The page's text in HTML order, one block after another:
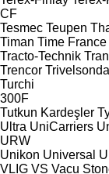
CF
Tesmec Teupen
Timan Time France
Tracto-Technik
Trencor Trivelsonda
Turchi
300F
Tutkun Kardeşler
Ultra UniCarriers
URW
Unikon Universal
VLIG VS Vacu